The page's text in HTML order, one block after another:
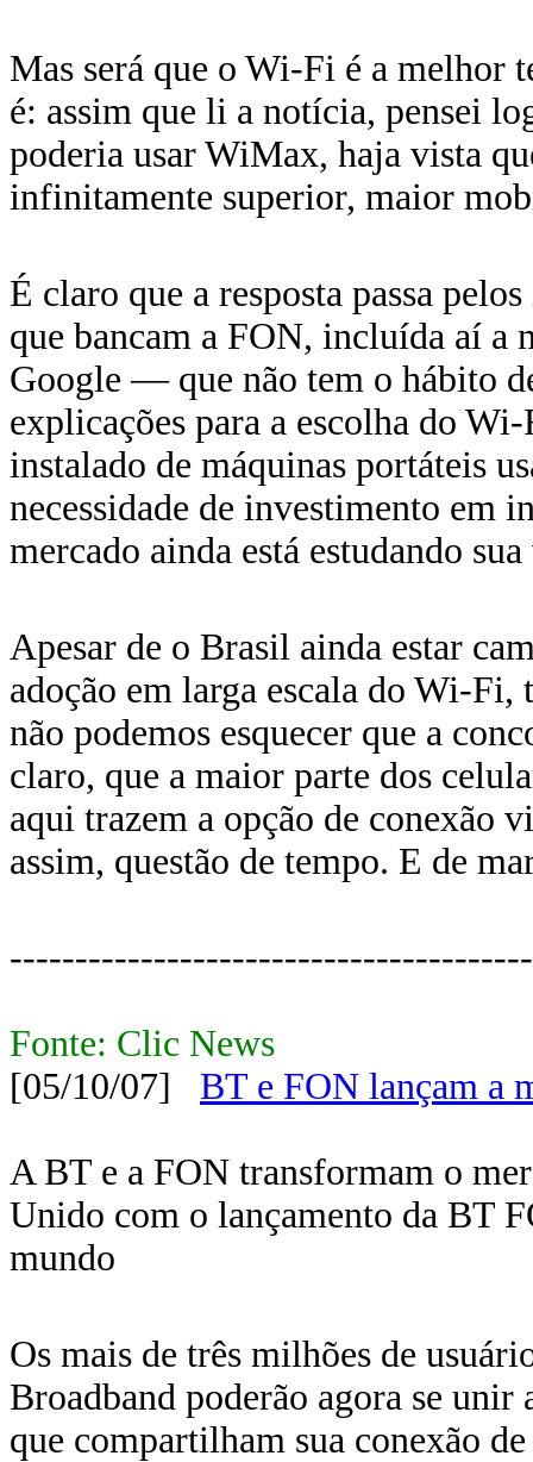
Mas será que o Wi-Fi é a melhor
é: assim que li a notícia, pensei
poderia usar WiMax, haja vista
infinitamente superior, maior
É claro que a resposta passa
que bancam a FON, incluída aí a
Google — que não tem o hábito
explicações para a escolha do
instalado de máquinas portáteis
necessidade de investimento em
mercado ainda está estudando
Apesar de o Brasil ainda estar
adoção em larga escala do Wi-
não podemos esquecer que a
claro, que a maior parte dos
aqui trazem a opção de conexão
assim, questão de tempo. E de
Fonte: Clic News
[05/10/07] BT e FON lançam a
A BT e a FON transformam o
Unido com o lançamento da BT
mundo
Os mais de três milhões de
Broadband poderão agora se
que compartilham sua conexão